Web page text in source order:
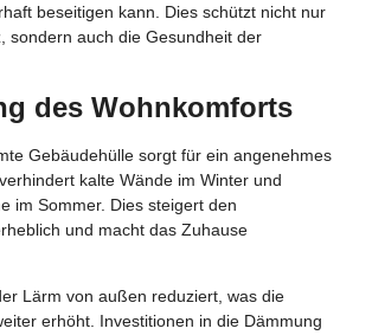
beseitigen kann. Dies schützt nicht nur
sondern auch die Gesundheit der
des Wohnkomforts
Gebäudehülle sorgt für ein angenehmes
kalte Wände im Winter und
im Sommer. Dies steigert den
und macht das Zuhause
Lärm von außen reduziert, was die
erhöht. Investitionen in die Dämmung